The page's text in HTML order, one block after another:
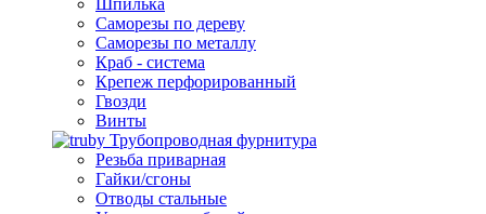
Шпилька
Саморезы по дереву
Саморезы по металлу
Краб - система
Крепеж перфорированный
Гвозди
Винты
Трубопроводная фурнитура
Резьба приварная
Гайки/сгоны
Отводы стальные